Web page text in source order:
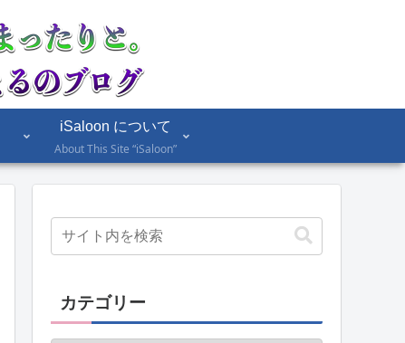
iSaloon について
About This Site “iSaloon”
カテゴリー